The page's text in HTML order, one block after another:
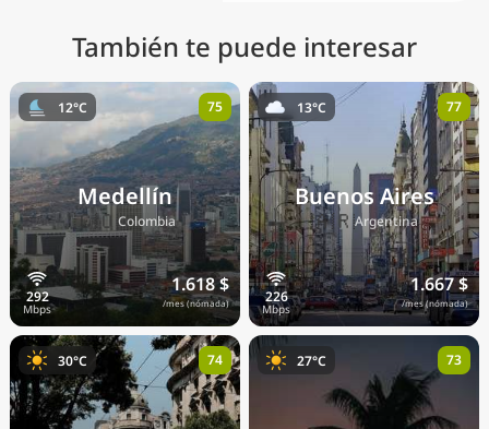
También te puede interesar
Medellín
🇨🇴 Colombia
1.618 $
/mes (nómada)
12°C 75
Buenos Aires
🇦🇷Argentina
1.667 $
/mes (nómada)
13°C 77
30°C 74 27°C 73